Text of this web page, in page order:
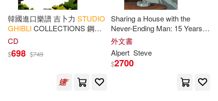
韓國進口樂譜 吉卜力 STUDIO
GHIBLI COLLECTIONS 鋼琴
譜 (韓國進口版)
CD
$698 $749
Sharing a House with the
Never-Ending Man: 15 Years at
Studio
外文書
Alpert Steve
$2700